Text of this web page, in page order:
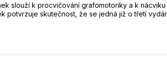
slouží k procvičování grafomotoriky a k nácviku
potvrzuje skutečnost, že se jedná již o třetí